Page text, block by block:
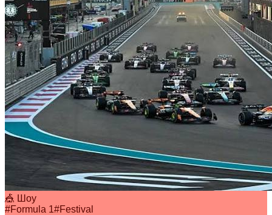
🎪 Шоу
#Formula 1#Festival